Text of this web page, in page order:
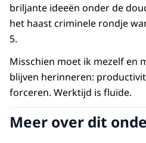
briljante ideeën onder de
het haast criminele rondje
5.
Misschien moet ik mezelf en
blijven herinneren:
forceren. Werktijd is fluïde.
Meer over dit